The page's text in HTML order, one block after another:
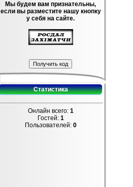
Мы будем вам признательны,
если вы разместите нашу кнопку
у себя на сайте.
Статистика
Онлайн всего: 1
Гостей: 1
Пользователей: 0